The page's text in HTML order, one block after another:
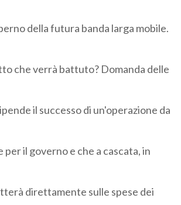
della futura banda larga mobile.
che verrà battuto? Domanda delle
il successo di un'operazione da
il governo e che a cascata, in
direttamente sulle spese dei